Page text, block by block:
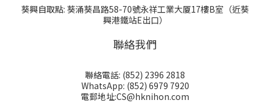
葵興自取點: 葵涌葵昌路58-70號永祥工業大厦17樓B室（近葵
興港鐵站E出口）
聯絡我們
聯絡電話: (852) 2396 2818
WhatsApp: (852) 6979 7920
電郵地址:CS@hknihon.com